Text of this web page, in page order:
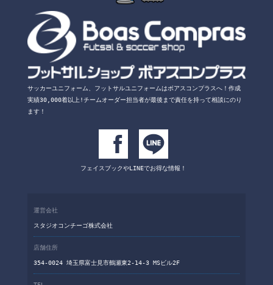
サッカーユニフォーム、フットサルユニフォームはボアスコンプラスへ！ 作成
実績30,000着以上!チームオーダー担当者が最後まで責任を持って相談にのり
ます！
フェイスブックやLINEでお得な情報！
運営会社
スタジオコンチーゴ株式会社
店舗住所
354-0024 埼玉県富士見市鶴瀬東2-14-3 MSビル2F